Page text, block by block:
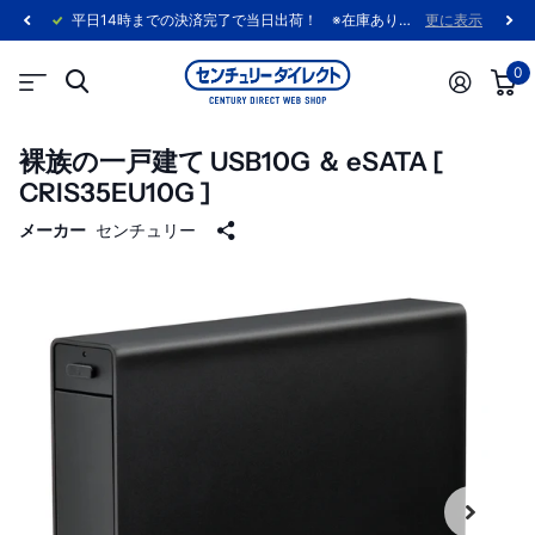
平日14時までの決済完了で当日出荷！ ※在庫あり製品に限ります。 更に表示
0
裸族の一戸建て USB10G ＆ eSATA [
CRIS35EU10G ]
メーカー センチュリー